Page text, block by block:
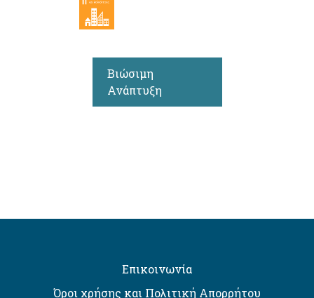
Βιώσιμη
Ανάπτυξη
Επικοινωνία
Όροι χρήσης και Πολιτική Απορρήτου